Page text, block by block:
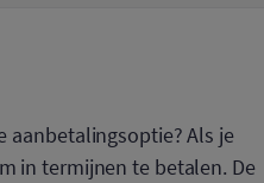
aanbetalingsoptie? Als je
in termijnen te betalen. De